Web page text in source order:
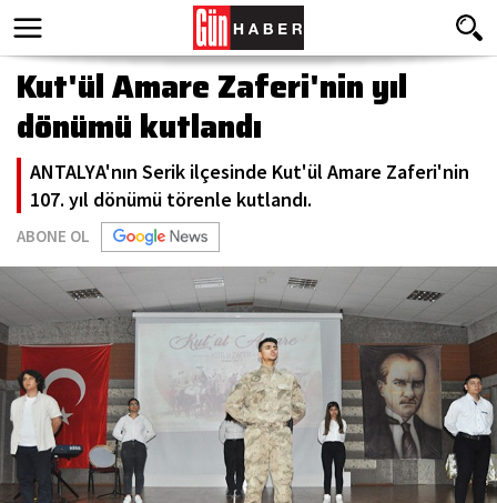
Kut'ül Amare Zaferi'nin yıl
dönümü kutlandı
ANTALYA'nın Serik ilçesinde Kut'ül Amare Zaferi'nin
107. yıl dönümü törenle kutlandı.
ABONE OL